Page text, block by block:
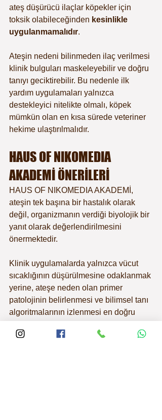
ateş düşürücü ilaçlar köpekler için
toksik olabileceğinden kesinlikle
uygulanmamalıdır.
Ateşin nedeni bilinmeden ilaç verilmesi
klinik bulguları maskeleyebilir ve doğru
tanıyı geciktirebilir. Bu nedenle ilk
yardım uygulamaları yalnızca
destekleyici nitelikte olmalı, köpek
mümkün olan en kısa sürede veteriner
hekime ulaştırılmalıdır.
HAUS OF NIKOMEDIA
AKADEMİ ÖNERİLERİ
HAUS OF NIKOMEDIA AKADEMİ,
ateşin tek başına bir hastalık olarak
değil, organizmanın verdiği biyolojik bir
yanıt olarak değerlendirilmesini
önermektedir.
Klinik uygulamalarda yalnızca vücut
sıcaklığının düşürülmesine odaklanmak
yerine, ateşe neden olan primer
patolojinin belirlenmesi ve bilimsel tanı
algoritmalarının izlenmesi en doğru